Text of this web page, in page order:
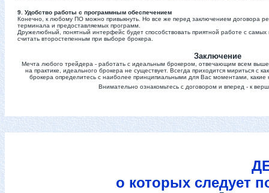
9. Удобство работы с программным обеспечением
Конечно, к любому ПО можно привыкнуть. Но все же перед заключением договора
терминала и предоставляемых программ.
Дружелюбный, понятный интерфейс будет способствовать приятной работе с
считать второстепенным при выборе брокера.
Заключение
Мечта любого трейдера - работать с идеальным брокером, отвечающим всем
на практике, идеального брокера не существует. Всегда приходится мириться с
брокера определитесь с наиболее принципиальными для Вас моментами, какие
Внимательно ознакомьтесь с договором и вперед - к
о которых следует